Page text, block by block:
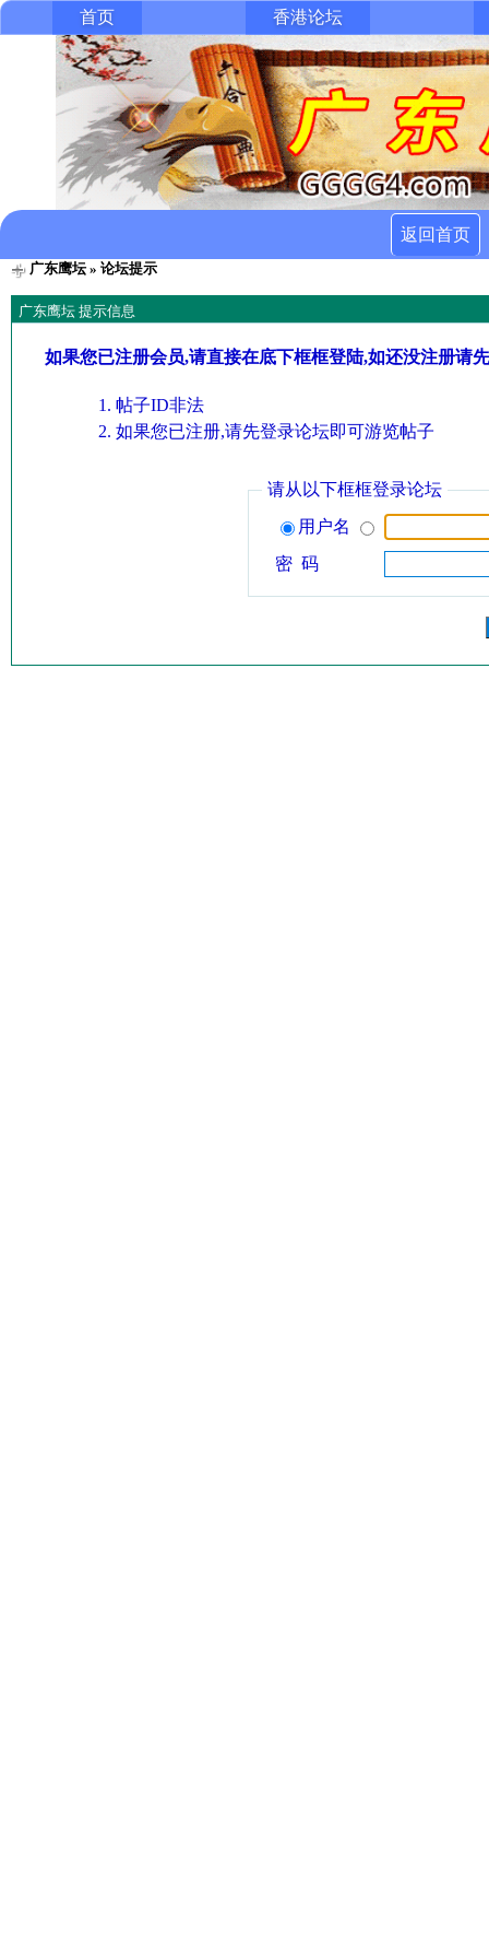
首页 香港论坛
返回首页
广东鹰坛» 论坛提示
广东鹰坛 提示信息
如果您已注册会员,请直接在底下框框登陆,如还没注册请
帖子ID非法
如果您已注册,请先登录论坛即可游览帖子
请从以下框框登录论坛
用户名
密 码